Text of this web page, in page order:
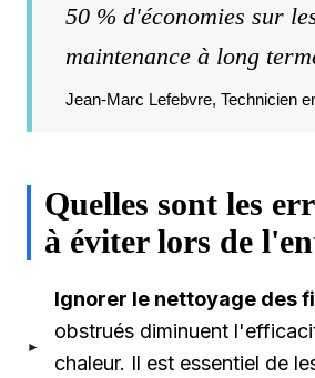
50 % d'économies sur
maintenance à long
Jean-Marc Lefebvre, Technicien
Quelles sont les
à éviter lors de
Ignorer le nettoyage des
obstrués diminuent
chaleur. Il est essentiel de